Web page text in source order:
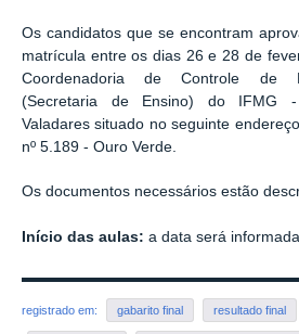
Os candidatos que se encontram
matrícula entre os dias 26 e 28 de
Coordenadoria de Controle de
(Secretaria de Ensino) do
Valadares situado no seguinte
nº 5.189 - Ouro Verde.
Os documentos necessários estão
Início das aulas: a data será
registrado em: gabarito final resultado final